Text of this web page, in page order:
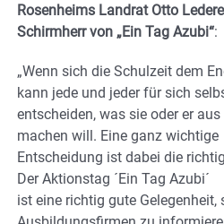
Rosenheims Landrat Otto
Schirmherr von „Ein Tag Azubi“:
„Wenn sich die Schulzeit dem
kann jede und jeder für sich
entscheiden, was sie oder er
machen will. Eine ganz wichtige
Entscheidung ist dabei die
Der Aktionstag ´Ein Tag Azubi´
ist eine richtig gute Gelegenheit,